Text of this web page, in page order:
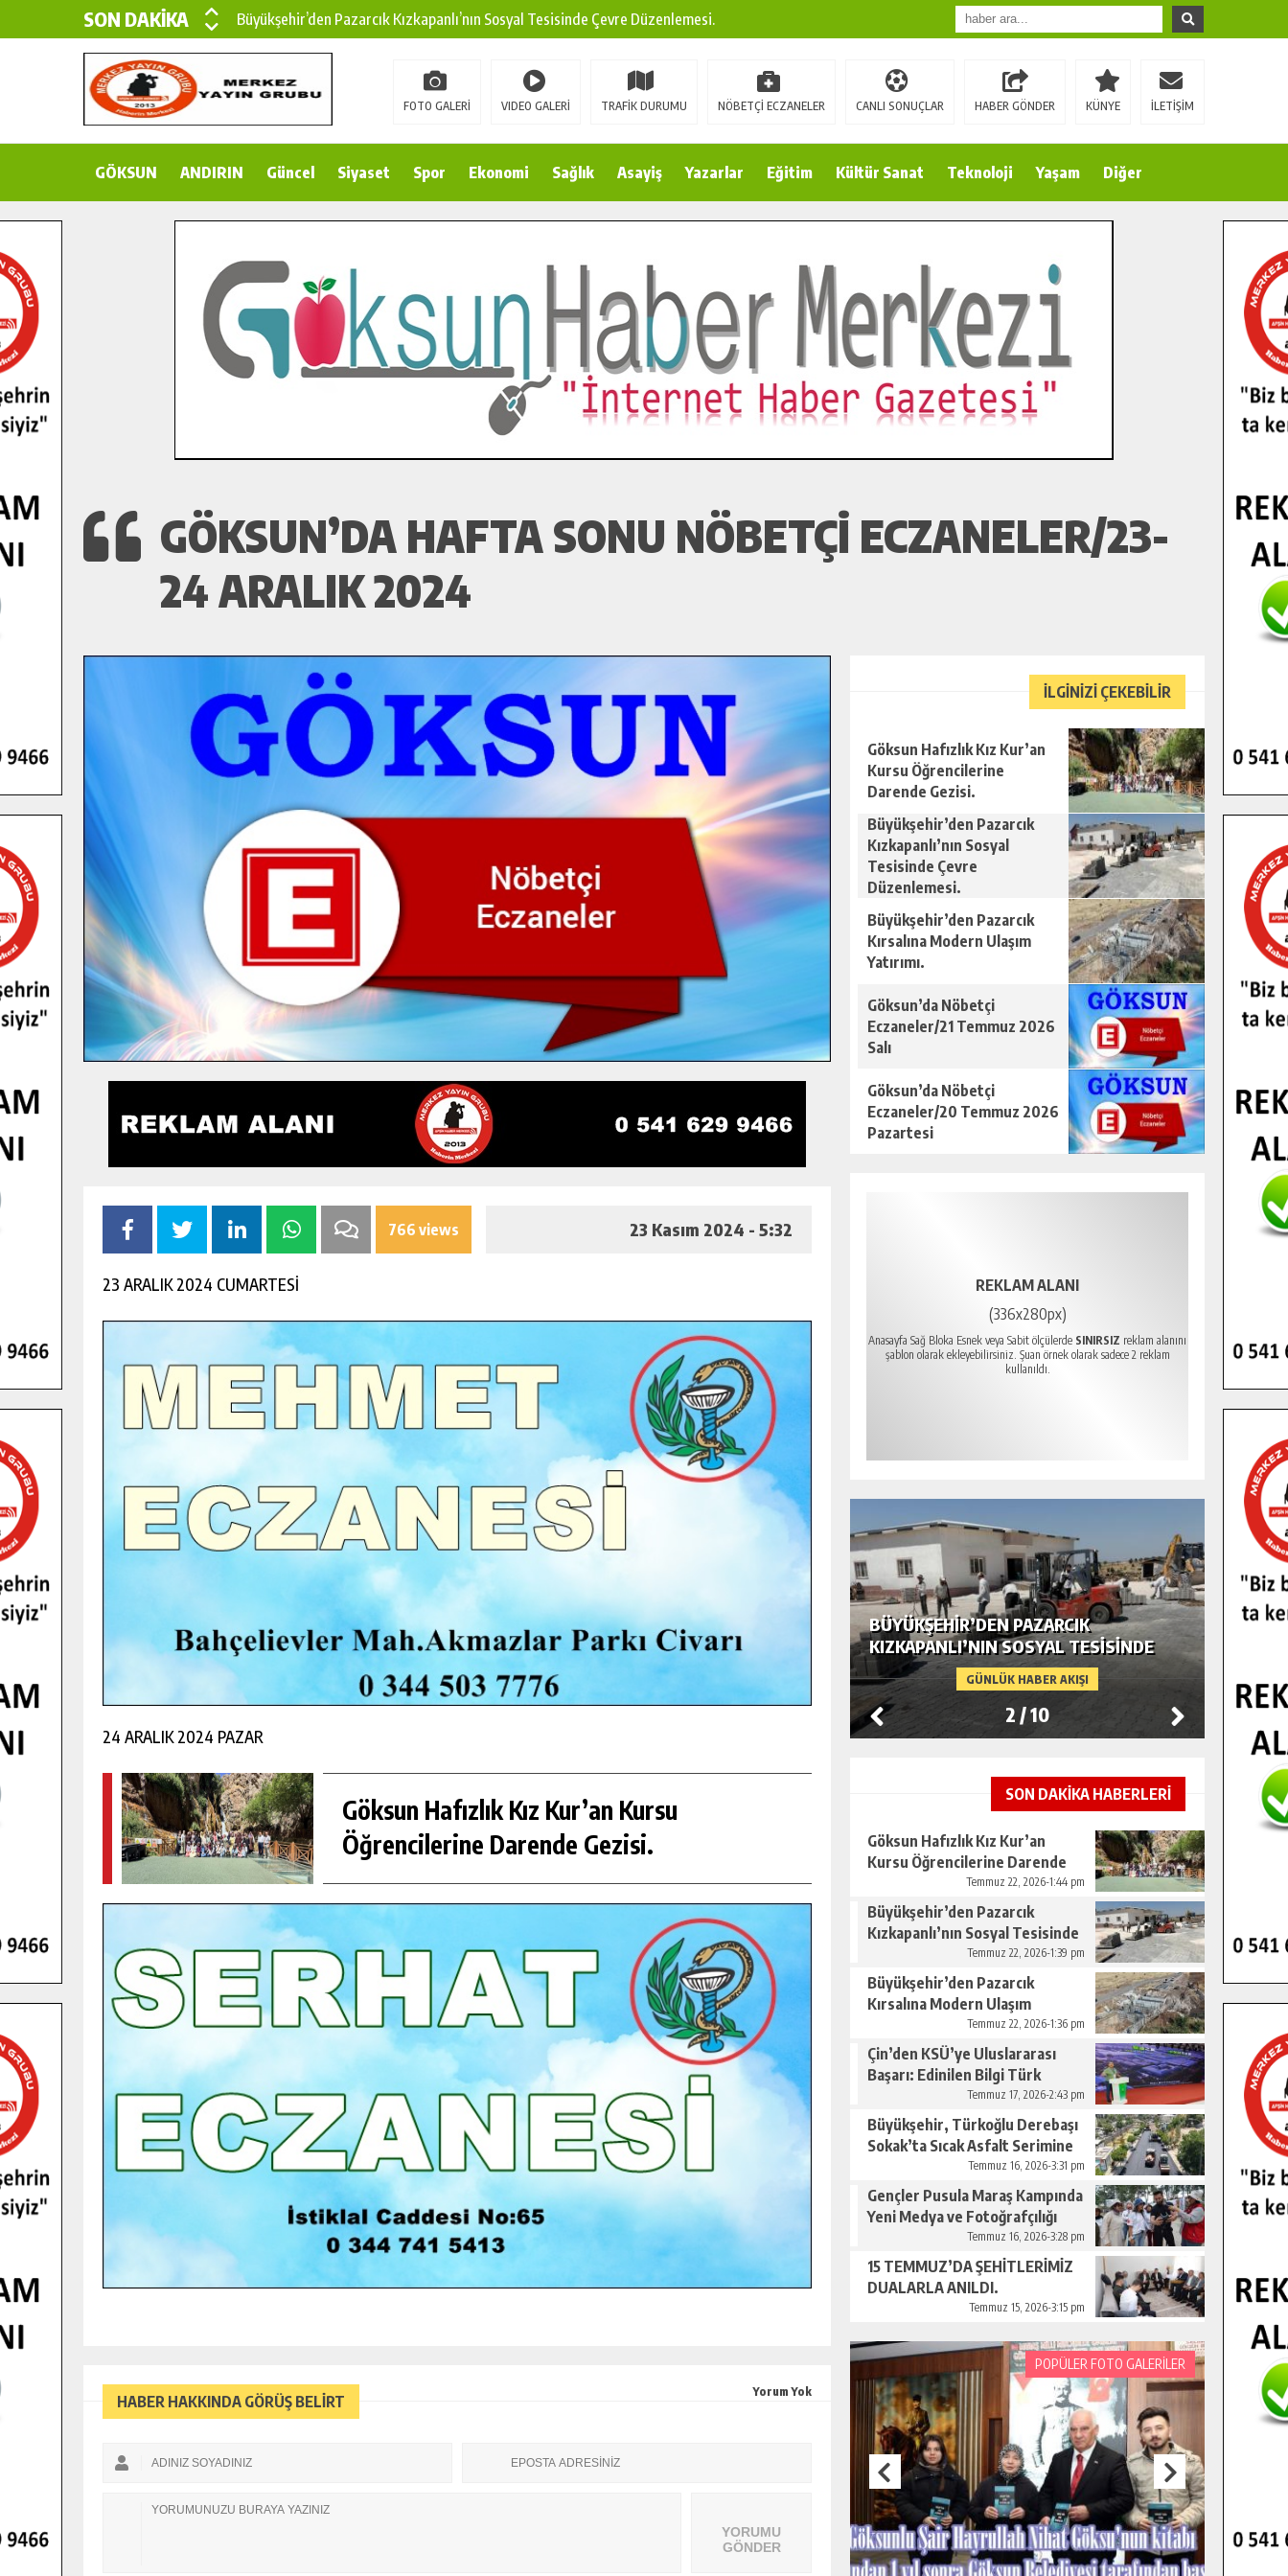
SON DAKİKA
Büyükşehir’den Pazarcık Kızkapanlı’nın Sosyal Tesisinde Çevre Düzenlemesi.
Büyükşehir’den Pazarcık Kırsalına Modern Ulaşım Yatırımı.
Çin’den KSÜ’ye Uluslararası Başarı: Edinilen Bilgi Türk Tarımına Katkı Sağlayacak.
Gençler Pusula Maraş Kampında Yeni Medya ve Fotoğrafçılığı Keşfetti.
İlçe Jandarma Komutanı Karakaya’dan Başkan Cüce’ye Veda Ziyareti.
Bertiz’in Yeni Köprüsünde Sona Doğru.
FOTO GALERİ VIDEO GALERİ TRAFİK DURUMU NÖBETÇİ ECZANELER CANLI SONUÇLAR HABER GÖNDER KÜNYE İLETİŞİM
GÖKSUN ANDIRIN Güncel Siyaset Spor Ekonomi Sağlık Asayiş Yazarlar Eğitim Kültür Sanat Teknoloji Yaşam Diğer
GÖKSUN’DA HAFTA SONU NÖBETÇI ECZANELER/23-
24 ARALIK 2024
766 views 23 Kasım 2024 - 5:32
23 ARALIK 2024 CUMARTESİ
24 ARALIK 2024 PAZAR
Göksun Hafızlık Kız Kur’an Kursu
Öğrencilerine Darende Gezisi.
HABER HAKKINDA GÖRÜŞ BELİRT
Yorum Yok
YORUMU
GÖNDER
İLGİNİZİ ÇEKEBİLİR
Göksun Hafızlık Kız Kur’an
Kursu Öğrencilerine
Darende Gezisi.
Büyükşehir’den Pazarcık
Kızkapanlı’nın Sosyal
Tesisinde Çevre
Düzenlemesi.
Büyükşehir’den Pazarcık
Kırsalına Modern Ulaşım
Yatırımı.
Göksun’da Nöbetçi
Eczaneler/21 Temmuz 2026
Salı
Göksun’da Nöbetçi
Eczaneler/20 Temmuz 2026
Pazartesi
REKLAM ALANI
(336x280px)
Anasayfa Sağ Bloka Esnek veya Sabit ölçülerde SINIRSIZ reklam alanını
şablon olarak ekleyebilirsiniz. Şuan örnek olarak sadece 2 reklam
kullanıldı.
GÜNLÜK HABER AKIŞI
GENÇLER PUSULA MARAŞ KAMPINDA
YENI MEDYA VE FOTOĞRAFÇILIĞI
KEŞFETTI.
GÖKSUN HAFIZLIK KIZ KUR’AN KURSU
ÖĞRENCILERINE DARENDE GEZISI.
GÜNLÜK HABER AKIŞI
BÜYÜKŞEHIR’DEN PAZARCIK
KIZKAPANLI’NIN SOSYAL TESISINDE
ÇEVRE DÜZENLEMESI.
2 /10
SON DAKİKA HABERLERİ
Göksun Hafızlık Kız Kur’an
Kursu Öğrencilerine Darende
Temmuz 22, 2026-1:44 pm
Büyükşehir’den Pazarcık
Kızkapanlı’nın Sosyal Tesisinde
Çevre Düzenlemesi.Temmuz 22, 2026-1:39 pm
Büyükşehir’den Pazarcık
Kırsalına Modern Ulaşım
Temmuz 22, 2026-1:36 pm
Çin’den KSÜ’ye Uluslararası
Başarı: Edinilen Bilgi Türk
Tarımına Katkı Sağlayacak.
Temmuz 17, 2026-2:43 pm
Büyükşehir, Türkoğlu Derebaşı
Sokak’ta Sıcak Asfalt Serimine
Temmuz 16, 2026-3:31 pm
Gençler Pusula Maraş Kampında
Yeni Medya ve Fotoğrafçılığı
Temmuz 16, 2026-3:28 pm
15 TEMMUZ’DA ŞEHİTLERİMİZ
DUALARLA ANILDI.
Temmuz 15, 2026-3:15 pm
POPÜLER FOTO GALERİLER